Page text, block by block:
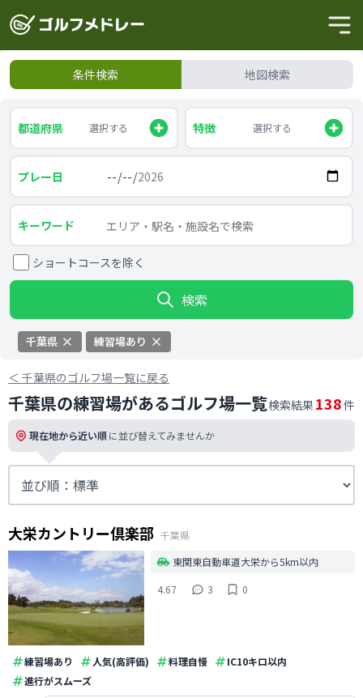
条件検索 地図検索
都道府県 選択する 特徴 選択する
プレー日
キーワード
ショートコースを除く
検索
千葉県 練習場あり
＜ 千葉県のゴルフ場一覧に戻る
千葉県の練習場があるゴルフ場一覧検索結果 138件
現在地から近い順に並び替えてみませんか
大栄カントリー倶楽部 千葉県
東関東自動車道大栄から5km以内
4.67
3 0
練習場あり 人気(高評価) 料理自慢
IC10キロ以内
進行がスムーズ